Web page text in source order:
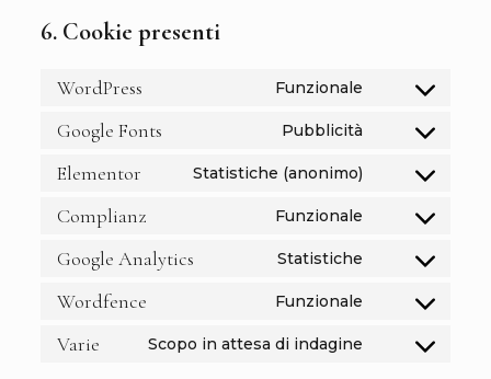
6. Cookie presenti
WordPress Funzionale
Consent
service
Google Fonts Pubblicità
Consent
service
fonts
Elementor Statistiche (anonimo)
Consent
service
Complianz Funzionale
Consent
service
Google Analytics Statistiche
Consent
service
analytics
Wordfence Funzionale
Consent
service
Varie Scopo in attesa di indagine
Consent